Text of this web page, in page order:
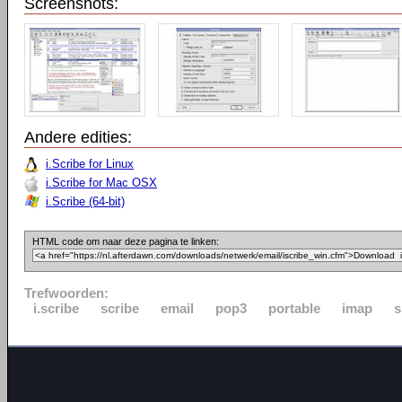
Screenshots:
Andere edities:
i.Scribe for Linux
i.Scribe for Mac OSX
i.Scribe (64-bit)
HTML code om naar deze pagina te linken:
Trefwoorden:
i.scribe
scribe email pop3 portable imap